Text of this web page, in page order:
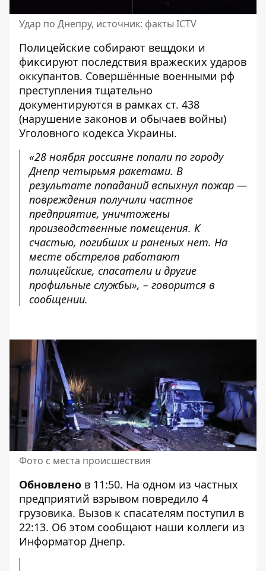
Удар по Днепру, источник: факты ICTV
Полицейские собирают вещдоки и
фиксируют последствия вражеских ударов
оккупантов. Совершённые военными рф
преступления тщательно
документируются в рамках ст. 438
(нарушение законов и обычаев войны)
Уголовного кодекса Украины.
«28 ноября россияне попали по городу
Днепр четырьмя ракетами. В
результате попаданий вспыхнул пожар —
повреждения получили частное
предприятие, уничтожены
производственные помещения. К
счастью, погибших и раненых нет. На
месте обстрелов работают
полицейские, спасатели и другие
профильные службы», – говорится в
сообщении.
Фото с места происшествия
Обновлено в 11:50. На одном из частных
предприятий взрывом повредило 4
грузовика. Вызов к спасателям поступил в
22:13. Об этом сообщают наши коллеги из
Информатор Днепр.